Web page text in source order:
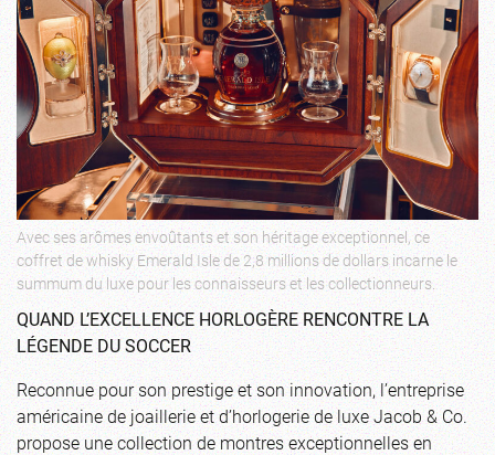
Avec ses arômes envoûtants et son héritage exceptionnel, ce
coffret de whisky Emerald Isle de 2,8 millions de dollars incarne le
summum du luxe pour les connaisseurs et les collectionneurs.
QUAND L’EXCELLENCE HORLOGÈRE RENCONTRE LA
LÉGENDE DU SOCCER
Reconnue pour son prestige et son innovation, l’entreprise
américaine de joaillerie et d’horlogerie de luxe Jacob & Co.
propose une collection de montres exceptionnelles en